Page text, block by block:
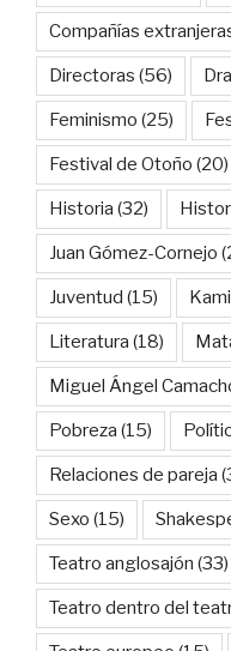
Compañías
Directoras (56)
Feminismo (25)
Festival de Otoño (20)
Historia (32)
Juan Gómez-Cornejo
Juventud (15)
Literatura (18)
Miguel Ángel
Pobreza (15)
Relaciones de pareja
Sexo (15)
Teatro anglosajón (33)
Teatro dentro del